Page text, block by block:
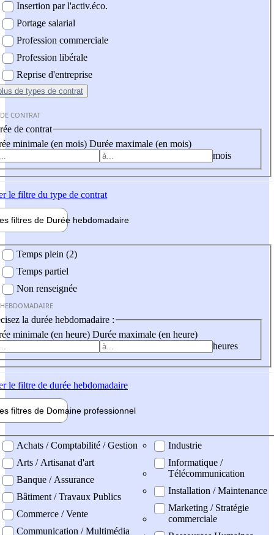
Insertion par l'activ.éco.
Portage salarial
Profession commerciale
Profession libérale
Reprise d'entreprise
de types de contrat
CONTRAT
de contrat
minimale (en mois) Durée maximale (en mois)
mois
le filtre du type de contrat
filtres de Durée hebdomadaire
Temps plein (2)
Temps partiel
Non renseignée
la durée hebdomadaire :
minimale (en heure) Durée maximale (en heure)
heures
le filtre de durée hebdomadaire
filtres de Domaine professionnel
professionel
Achats / Comptabilité / Gestion
Arts / Artisanat d'art
Banque / Assurance
Bâtiment / Travaux Publics
Commerce / Vente
Communication / Multimédia
Industrie
Informatique /
Télécommunication
Installation / Maintenance
Marketing / Stratégie
commerciale